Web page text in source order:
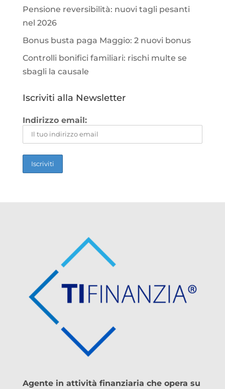
Pensione reversibilità: nuovi tagli pesanti
nel 2026
Bonus busta paga Maggio: 2 nuovi bonus
Controlli bonifici familiari: rischi multe se
sbagli la causale
Iscriviti alla Newsletter
Indirizzo email:
Agente in attività finanziaria che opera su